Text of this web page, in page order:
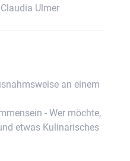
Ulmer
an einem
- Wer möchte,
etwas Kulinarisches